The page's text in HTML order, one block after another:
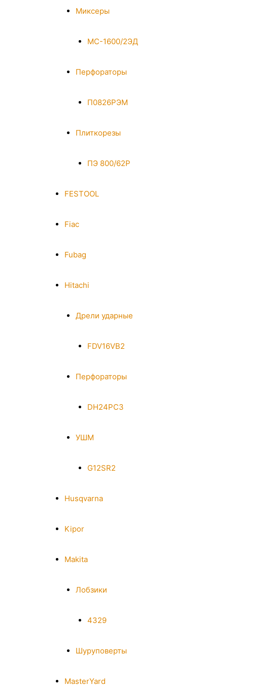
Миксеры
МС-1600/2ЭД
Перфораторы
П0826РЭМ
Плиткорезы
ПЭ 800/62Р
FESTOOL
Fiac
Fubag
Hitachi
Дрели ударные
FDV16VB2
Перфораторы
DH24PC3
УШМ
G12SR2
Husqvarna
Kipor
Makita
Лобзики
4329
Шуруповерты
MasterYard